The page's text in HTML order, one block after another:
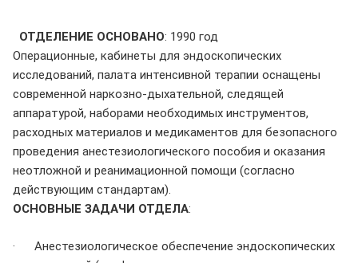
ОТДЕЛЕНИЕ ОСНОВАНО: 1990 год
Операционные, кабинеты для эндоскопических
исследований, палата интенсивной терапии оснащены
современной наркозно-дыхательной, следящей
аппаратурой, наборами необходимых инструментов,
расходных материалов и медикаментов для безопасного
проведения анестезиологического пособия и оказания
неотложной и реанимационной помощи (согласно
действующим стандартам).
ОСНОВНЫЕ ЗАДАЧИ ОТДЕЛА:
· Анестезиологическое обеспечение эндоскопических